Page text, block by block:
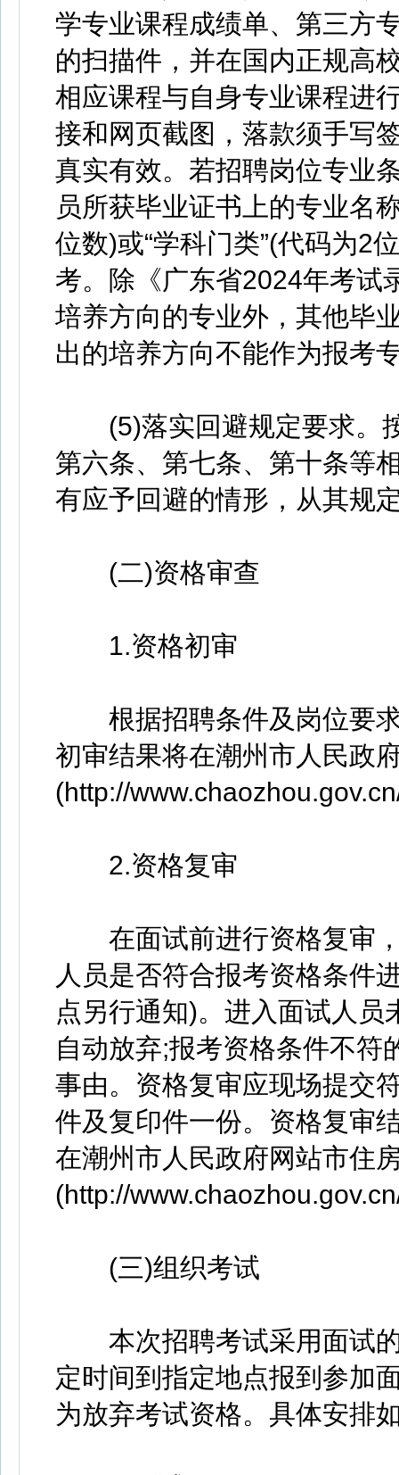
学专业课程成绩单、第三方
的扫描件，并在国内正规高
相应课程与自身专业课程进
接和网页截图，落款须手写
真实有效。若招聘岗位专业
员所获毕业证书上的专业名
位数)或“学科门类”(代码为2
考。除《广东省2024年考试
培养方向的专业外，其他毕
出的培养方向不能作为报考
(5)落实回避规定要求。
第六条、第七条、第十条等
有应予回避的情形，从其规
(二)资格审查
1.资格初审
根据招聘条件及岗位要求
初审结果将在潮州市人民政
(http://
2.资格复审
在面试前进行资格复审，
人员是否符合报考资格条件
点另行通知)。进入面试人
自动放弃;报考资格条件不符
事由。资格复审应现场提交
件及复印件一份。资格复审
在潮州市人民政府网站市住
(http://
(三)组织考试
本次招聘考试采用面试的
定时间到指定地点报到参加
为放弃考试资格。具体安排